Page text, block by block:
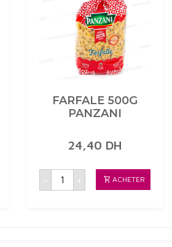
FARFALE 500G
PANZANI
24,40 DH
-
quantité
FARFALE
+ ACHETER